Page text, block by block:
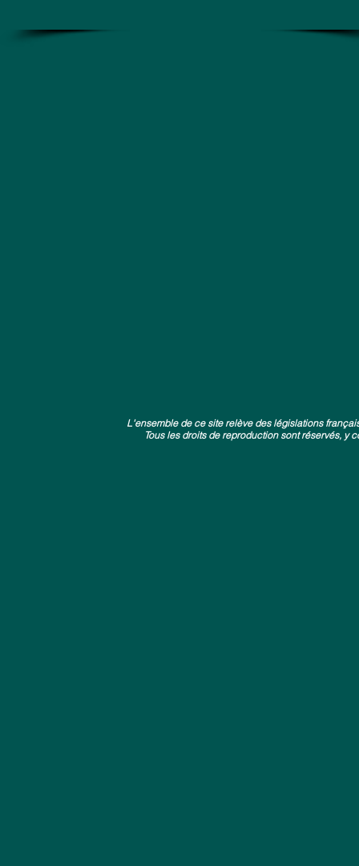
L'ensemble de ce site relève des législations
Tous les droits de reproduction sont réservés,